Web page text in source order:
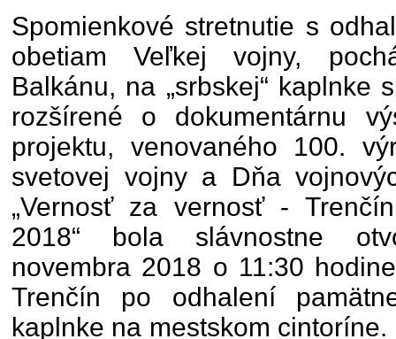
Spomienkové stretnutie s
obetiam Veľkej vojny,
Balkánu, na „srbskej“ kaplnke
rozšírené o dokumentárnu
projektu, venovaného 100.
svetovej vojny a Dňa
„Vernosť za vernosť -
2018“ bola slávnostne
novembra 2018 o 11:30
Trenčín po odhalení
kaplnke na mestskom